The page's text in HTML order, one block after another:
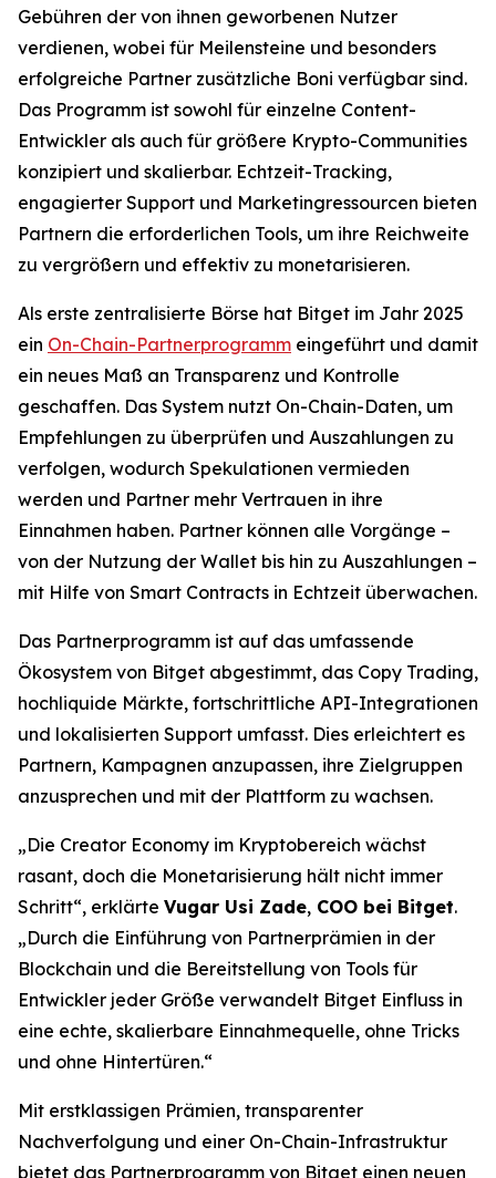
Gebühren der von ihnen geworbenen Nutzer
verdienen, wobei für Meilensteine und besonders
erfolgreiche Partner zusätzliche Boni verfügbar sind.
Das Programm ist sowohl für einzelne Content-
Entwickler als auch für größere Krypto-Communities
konzipiert und skalierbar. Echtzeit-Tracking,
engagierter Support und Marketingressourcen bieten
Partnern die erforderlichen Tools, um ihre Reichweite
zu vergrößern und effektiv zu monetarisieren.
Als erste zentralisierte Börse hat Bitget im Jahr 2025
ein On-Chain-Partnerprogramm eingeführt und damit
ein neues Maß an Transparenz und Kontrolle
geschaffen. Das System nutzt On-Chain-Daten, um
Empfehlungen zu überprüfen und Auszahlungen zu
verfolgen, wodurch Spekulationen vermieden
werden und Partner mehr Vertrauen in ihre
Einnahmen haben. Partner können alle Vorgänge –
von der Nutzung der Wallet bis hin zu Auszahlungen –
mit Hilfe von Smart Contracts in Echtzeit überwachen.
Das Partnerprogramm ist auf das umfassende
Ökosystem von Bitget abgestimmt, das Copy Trading,
hochliquide Märkte, fortschrittliche API-Integrationen
und lokalisierten Support umfasst. Dies erleichtert es
Partnern, Kampagnen anzupassen, ihre Zielgruppen
anzusprechen und mit der Plattform zu wachsen.
„Die Creator Economy im Kryptobereich wächst
rasant, doch die Monetarisierung hält nicht immer
Schritt“, erklärte Vugar Usi Zade, COO bei Bitget.
„Durch die Einführung von Partnerprämien in der
Blockchain und die Bereitstellung von Tools für
Entwickler jeder Größe verwandelt Bitget Einfluss in
eine echte, skalierbare Einnahmequelle, ohne Tricks
und ohne Hintertüren.“
Mit erstklassigen Prämien, transparenter
Nachverfolgung und einer On-Chain-Infrastruktur
bietet das Partnerprogramm von Bitget einen neuen